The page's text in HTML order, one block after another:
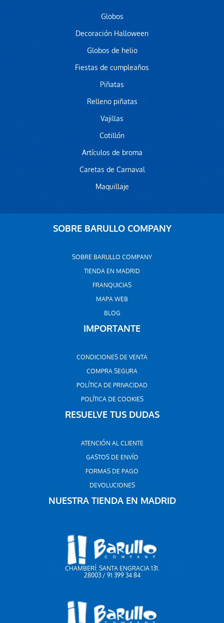
Globos
Decoración Halloween
Globos de helio
Fiestas de cumpleaños
Piñatas
Relleno piñatas
Vajillas
Cotillón
Artículos de broma
Caretas de Carnaval
Maquillaje
SOBRE BARULLO COMPANY
SOBRE BARULLO COMPANY
TIENDA EN MADRID
FRANQUICIAS
MAPA WEB
BLOG
IMPORTANTE
CONDICIONES DE VENTA
COMPRA SEGURA
POLÍTICA DE PRIVACIDAD
POLÍTICA DE COOKIES
RESUELVE TUS DUDAS
ATENCIÓN AL CLIENTE
GASTOS DE ENVÍO
FORMAS DE PAGO
DEVOLUCIONES
NUESTRA TIENDA EN MADRID
CHAMBERÍ: SANTA ENGRACIA 131.
28003 / 91 399 34 84